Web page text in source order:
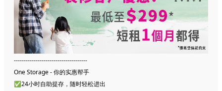
-------------------------------------
One Storage - 你的实惠帮手
✅24小时自助提存，随时轻松进出